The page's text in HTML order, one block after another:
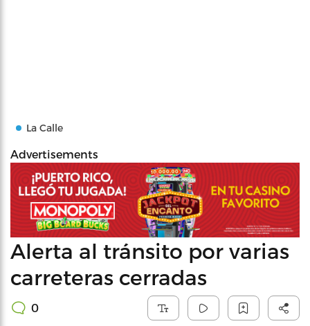
La Calle
Advertisements
Alerta al tránsito por varias
carreteras cerradas
0